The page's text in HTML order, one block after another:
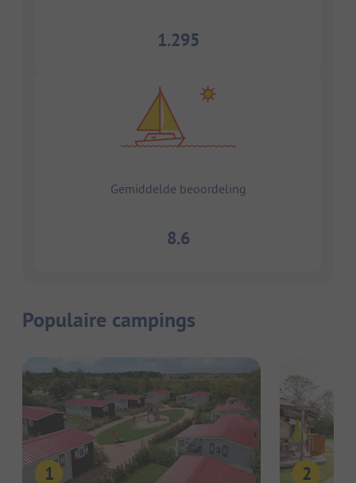
1.295
Gemiddelde beoordeling
8.6
Populaire campings